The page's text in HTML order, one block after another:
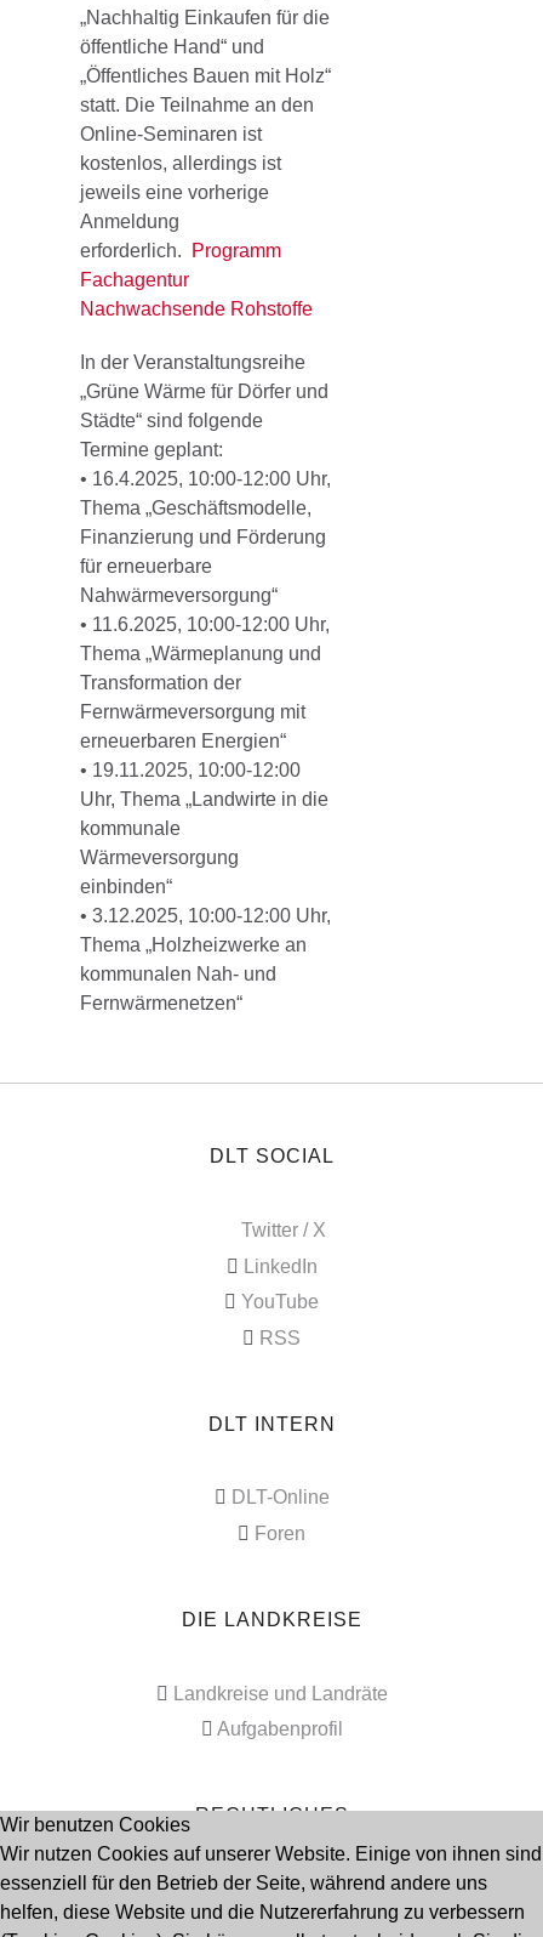
„Nachhaltig Einkaufen für die
öffentliche Hand“ und
„Öffentliches Bauen mit Holz“
statt. Die Teilnahme an den
Online-Seminaren ist
kostenlos, allerdings ist
jeweils eine vorherige
Anmeldung
erforderlich.
Programm
Fachagentur
Nachwachsende Rohstoffe
In der Veranstaltungsreihe
„Grüne Wärme für Dörfer und
Städte“ sind folgende
Termine geplant:
• 16.4.2025, 10:00-12:00 Uhr,
Thema „Geschäftsmodelle,
Finanzierung und Förderung
für erneuerbare
Nahwärmeversorgung“
• 11.6.2025, 10:00-12:00 Uhr,
Thema „Wärmeplanung und
Transformation der
Fernwärmeversorgung mit
erneuerbaren Energien“
• 19.11.2025, 10:00-12:00
Uhr, Thema „Landwirte in die
kommunale
Wärmeversorgung
einbinden“
• 3.12.2025, 10:00-12:00 Uhr,
Thema „Holzheizwerke an
kommunalen Nah- und
Fernwärmenetzen“
DLT SOCIAL
Twitter / X
LinkedIn
YouTube
RSS
DLT INTERN
DLT-Online
Foren
DIE LANDKREISE
Landkreise und Landräte
Aufgabenprofil
RECHTLICHES
Impressum
Datenschutz
Wir benutzen Cookies
Wir nutzen Cookies auf unserer Website. Einige von ihnen sind
essenziell für den Betrieb der Seite, während andere uns
helfen, diese Website und die Nutzererfahrung zu verbessern